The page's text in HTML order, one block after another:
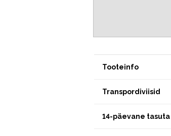
Tooteinfo
Transpordiviisid
14-päevane